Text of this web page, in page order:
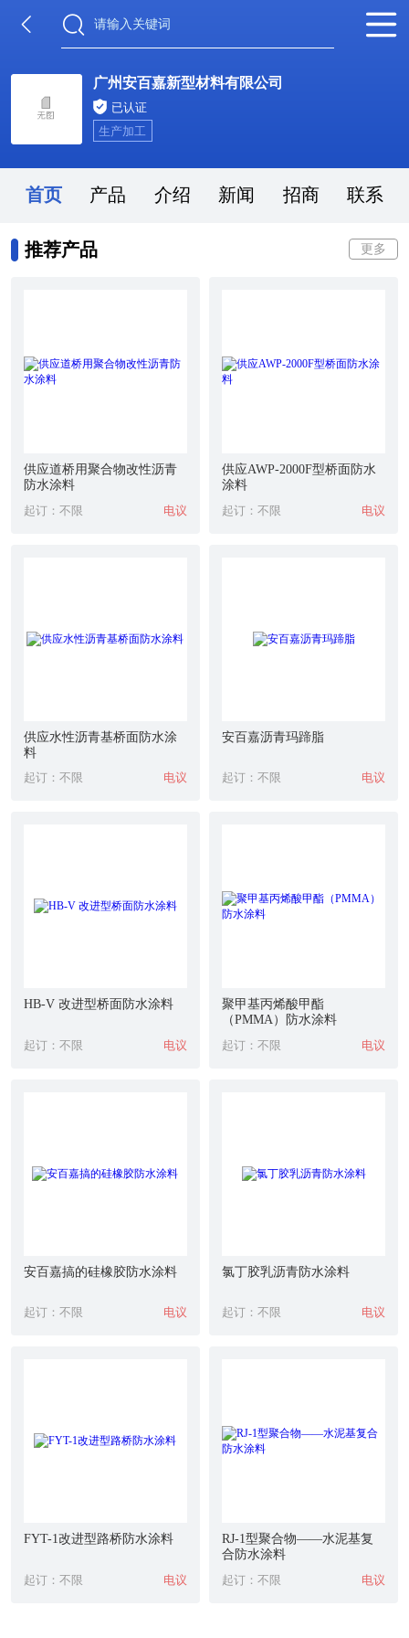
广州安百嘉新型材料有限公司
已认证
生产加工
首页 产品 介绍 新闻 招商 联系
推荐产品 更多
供应道桥用聚合物改性沥青
防水涂料
起订：不限 电议
供应AWP-2000F型桥面防水
涂料
起订：不限 电议
供应水性沥青基桥面防水涂
料
起订：不限 电议
安百嘉沥青玛蹄脂
起订：不限 电议
HB-V 改进型桥面防水涂料
起订：不限 电议
聚甲基丙烯酸甲酯
（PMMA）防水涂料
起订：不限 电议
安百嘉搞的硅橡胶防水涂料
起订：不限 电议
氯丁胶乳沥青防水涂料
起订：不限 电议
FYT-1改进型路桥防水涂料
起订：不限 电议
RJ-1型聚合物——水泥基复
合防水涂料
起订：不限 电议